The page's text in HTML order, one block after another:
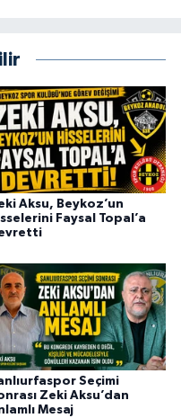
Aksu, Beykoz’un
Faysal Topal’a
Seçimi
Zeki Aksu’dan
Mesaj